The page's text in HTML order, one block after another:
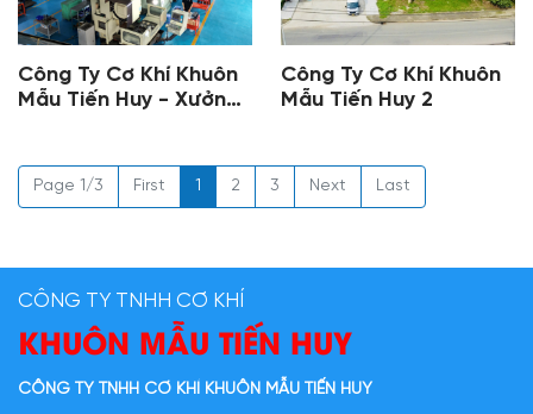
Công Ty Cơ Khí Khuôn
Mẫu Tiến Huy - Xưởng
Công Ty Cơ Khí Khuôn
Mẫu Tiến Huy 2
Page 1/3 First 1 2 3 Next Last
CÔNG TY TNHH CƠ KHÍ
KHUÔN MẪU TIẾN HUY
CÔNG TY TNHH CƠ KHÍ KHUÔN MẪU TIẾN HUY